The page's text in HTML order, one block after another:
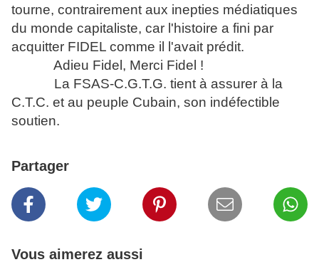
tourne, contrairement aux inepties médiatiques
du monde capitaliste, car l'histoire a fini par
acquitter FIDEL comme il l'avait prédit.
Adieu Fidel, Merci Fidel !
La FSAS-C.G.T.G. tient à assurer à la
C.T.C. et au peuple Cubain, son indéfectible
soutien.
Partager
Vous aimerez aussi